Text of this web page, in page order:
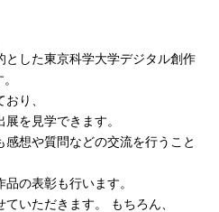
した東京科学大学デジタル創作
り、
を見学できます。
想や質問などの交流を行うこと
の表彰も行います。
いただきます。 もちろん、